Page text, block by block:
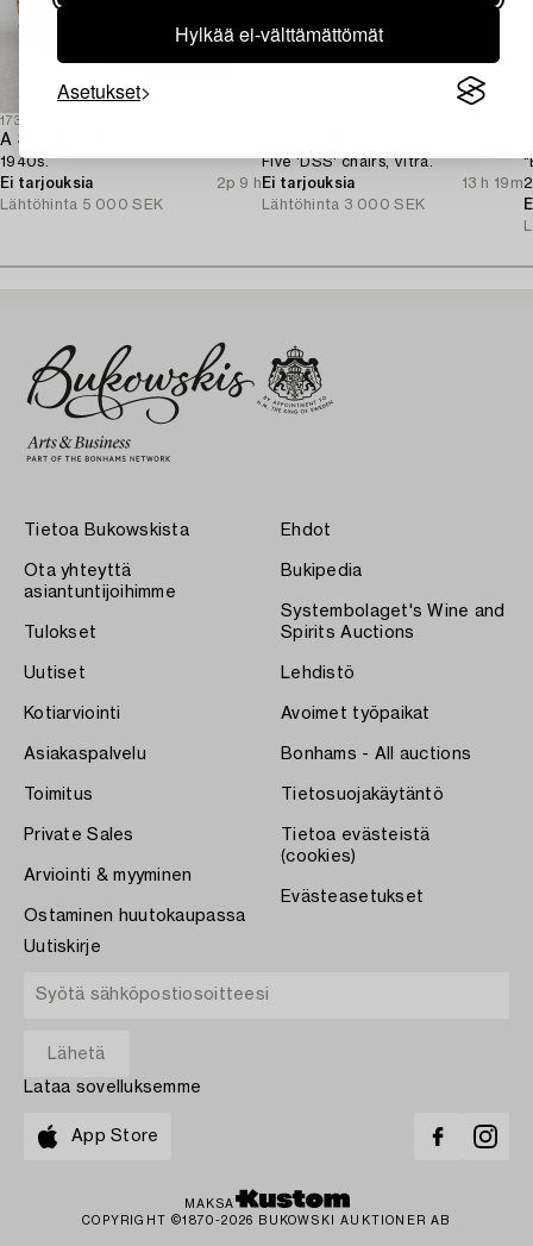
Hylkää ei-välttämättömät
Asetukset
1730805
A Swedish Modern sofa,
1940s.
Ei tarjouksia
2p 9 h
Lähtöhinta 5 000 SEK
Five 'DSS' chairs, Vitra.
Ei tarjouksia
13 h 19m
Lähtöhinta 3 000 SEK
Tietoa Bukowskista
Ota yhteyttä
asiantuntijoihimme
Tulokset
Uutiset
Kotiarviointi
Asiakaspalvelu
Toimitus
Private Sales
Arviointi & myyminen
Ostaminen huutokaupassa
Ehdot
Bukipedia
Systembolaget's Wine and
Spirits Auctions
Lehdistö
Avoimet työpaikat
Bonhams - All auctions
Tietosuojakäytäntö
Tietoa evästeistä
(cookies)
Evästeasetukset
Uutiskirje
Lataa sovelluksemme
App Store
MAKSA
COPYRIGHT ©1870-2026 BUKOWSKI AUKTIONER AB